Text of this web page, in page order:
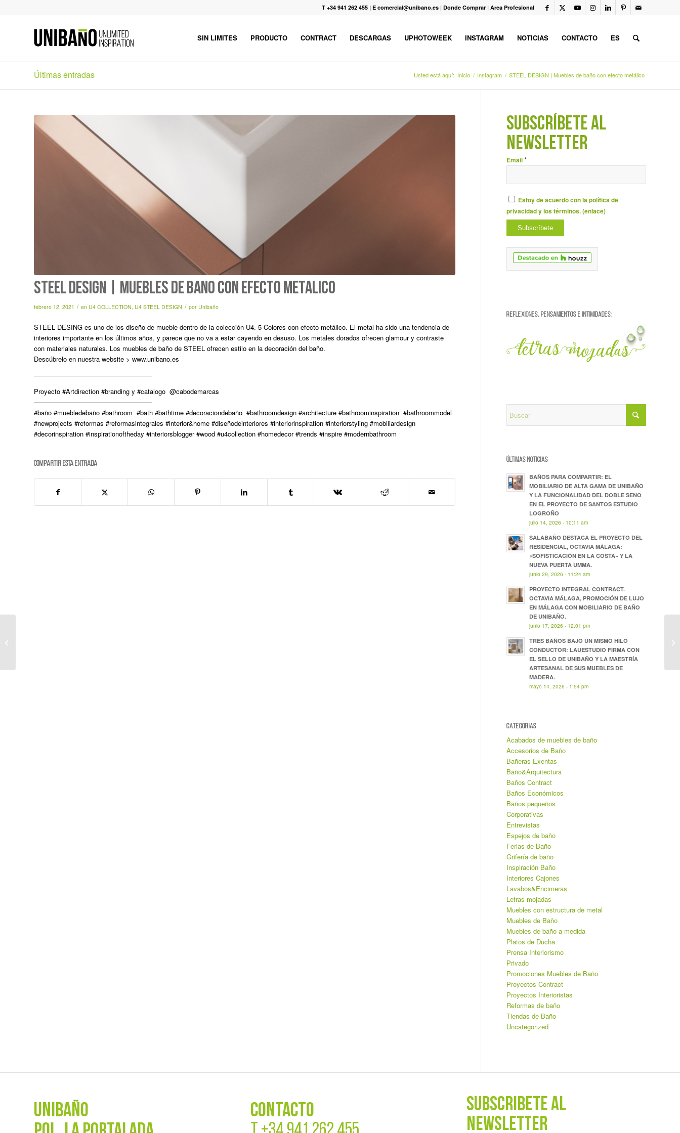
T +34 941 262 455 | E comercial@unibano.es | Donde Comprar | Area Profesional
SIN LIMITES PRODUCTO CONTRACT DESCARGAS UPHOTOWEEK INSTAGRAM NOTICIAS CONTACTO ES
Últimas entradas Usted está aquí: Inicio / Instagram / STEEL DESIGN | Muebles de baño con efecto metálico
STEEL DESIGN | Muebles de baño con efecto metálico
febrero 12, 2021 / en U4 COLLECTION U4 STEEL DESIGN / por Unibaño
STEEL DESING es uno de los diseño de mueble dentro de la colección U4. 5 Colores con efecto metálico. El metal ha sido una tendencia de
interiores importante en los últimos años, y parece que no va a estar cayendo en desuso. Los metales dorados ofrecen glamour y contraste
con materiales naturales. Los muebles de baño de STEEL ofrecen estilo en la decoración del baño.
Descúbrelo en nuestra website > www.unibano.es
——————————————————
Proyecto #Artdirection #branding y #catalogo @cabodemarcas
——————————————————
#baño #muebledebaño #bathroom #bath #bathtime #decoraciondebaño #bathroomdesign #architecture #bathroominspiration #bathroommodel
#newprojects #reformas #reformasintegrales #interior&home #diseñodeinteriores #interiorinspiration #interiorstyling #mobiliardesign
#decorinspiration #inspirationoftheday #interiorsblogger #wood #u4collection #homedecor #trends #inspire #modernbathroom
Compartir esta entrada
SUBSCRÍBETE AL
NEWSLETTER
Email*
Estoy de acuerdo con la política de
privacidad y los términos. (enlace)
REFLEXIONES, PENSAMIENTOS E INTIMIDADES:
ÚLTIMAS NOTICIAS
BAÑOS PARA COMPARTIR: EL
MOBILIARIO DE ALTA GAMA DE UNIBAÑO
Y LA FUNCIONALIDAD DEL DOBLE SENO
EN EL PROYECTO DE SANTOS ESTUDIO
LOGROÑO
julio 14, 2026 - 10:11 am
SALABAÑO DESTACA EL PROYECTO DEL
RESIDENCIAL, OCTAVIA MÁLAGA:
«SOFISTICACIÓN EN LA COSTA» Y LA
NUEVA PUERTA UMMA.
junio 29, 2026 - 11:24 am
PROYECTO INTEGRAL CONTRACT.
OCTAVIA MÁLAGA, PROMOCIÓN DE LUJO
EN MÁLAGA CON MOBILIARIO DE BAÑO
DE UNIBAÑO.
junio 17, 2026 - 12:01 pm
TRES BAÑOS BAJO UN MISMO HILO
CONDUCTOR: LAUESTUDIO FIRMA CON
EL SELLO DE UNIBAÑO Y LA MAESTRÍA
ARTESANAL DE SUS MUEBLES DE
MADERA.
mayo 14, 2026 - 1:54 pm
CATEGORIAS
Acabados de muebles de baño
Accesorios de Baño
Bañeras Exentas
Baño&Arquitectura
Baños Contract
Baños Económicos
Baños pequeños
Corporativas
Entrevistas
Espejos de baño
Ferias de Baño
Grifería de baño
Inspiración Baño
Interiores Cajones
Lavabos&Encimeras
Letras mojadas
Muebles con estructura de metal
Muebles de Baño
Muebles de baño a medida
Platos de Ducha
Prensa Interiorismo
Privado
Promociones Muebles de Baño
Proyectos Contract
Proyectos Interioristas
Reformas de baño
Tiendas de Baño
Uncategorized
UNIBAÑO
CONTACTO
SUBSCRÍBETE AL
NEWSLETTER